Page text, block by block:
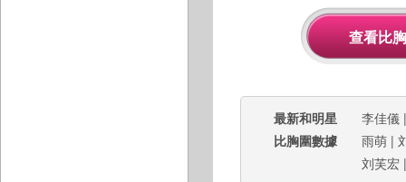
最新和明星
比胸圍數據
李佳儀
雨萌 |
刘芙宏